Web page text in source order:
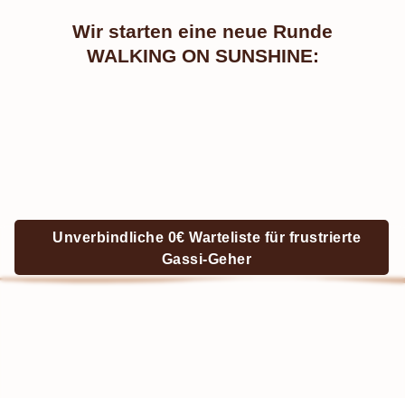
Wir starten eine neue Runde
WALKING ON SUNSHINE:
Unverbindliche 0€ Warteliste für frustrierte
Gassi-Geher